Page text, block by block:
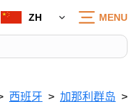
ZH MENU
西班牙
加那利群岛